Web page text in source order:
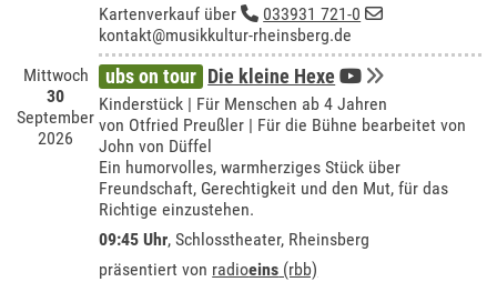
Kartenverkauf über
033931 721-0
kontakt@musikkultur-rheinsberg.de
Mittwoch
30
September
2026
ubs on tour Die kleine Hexe
Kinderstück | Für Menschen ab 4 Jahren
von Otfried Preußler | Für die Bühne bearbeitet von
John von Düffel
Ein humorvolles, warmherziges Stück über
Freundschaft, Gerechtigkeit und den Mut, für das
Richtige einzustehen.
09:45 Uhr,Schlosstheater, Rheinsberg
präsentiert von radioeins (rbb)